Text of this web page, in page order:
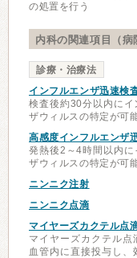
の処置を行う
内科の関連項目（病
診療・治療法
インフルエンザ迅速検
検査後約30分以内にイ
ザウィルスの特定が可
高感度インフルエンザ
発熱後2～4時間以内に
ザウィルスの特定が可
ニンニク注射
ニンニク点滴
マイヤーズカクテル点
マイヤーズカクテル点
血管内に直接投与し、